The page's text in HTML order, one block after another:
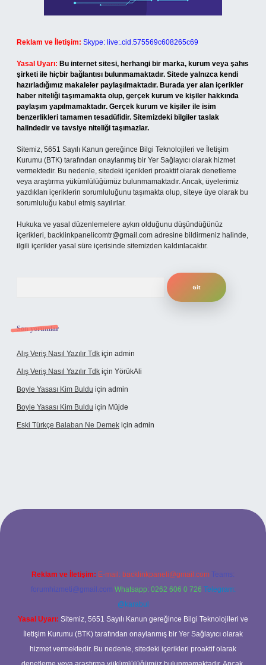
Reklam ve İletişim: Skype: live:.cid.575569c608265c69
Yasal Uyarı: Bu internet sitesi, herhangi bir marka, kurum veya şahıs
şirketi ile hiçbir bağlantısı bulunmamaktadır. Sitede yalnızca kendi
hazırladığımız makaleler paylaşılmaktadır. Burada yer alan içerikler
haber niteliği taşımamakta olup, gerçek kurum ve kişiler hakkında
paylaşım yapılmamaktadır. Gerçek kurum ve kişiler ile isim
benzerlikleri tamamen tesadüfidir. Sitemizdeki bilgiler taslak
halindedir ve tavsiye niteliği taşımazlar.
Sitemiz, 5651 Sayılı Kanun gereğince Bilgi Teknolojileri ve İletişim
Kurumu (BTK) tarafından onaylanmış bir Yer Sağlayıcı olarak hizmet
vermektedir. Bu nedenle, sitedeki içerikleri proaktif olarak denetleme
veya araştırma yükümlülüğümüz bulunmamaktadır. Ancak, üyelerimiz
yazdıkları içeriklerin sorumluluğunu taşımakta olup, siteye üye olarak bu
sorumluluğu kabul etmiş sayılırlar.
Hukuka ve yasal düzenlemelere aykırı olduğunu düşündüğünüz
içerikleri, backlinkpanelicomtr@gmail.com adresine bildirmeniz halinde,
ilgili içerikler yasal süre içerisinde sitemizden kaldırılacaktır.
Son yorumlar
Alış Veriş Nasıl Yazılır Tdk için admin
Alış Veriş Nasıl Yazılır Tdk için YörükAli
Boyle Yasası Kim Buldu için admin
Boyle Yasası Kim Buldu için Müjde
Eski Türkçe Balaban Ne Demek için admin
Reklam ve İletişim: E-mail: backlinkpaneli@gmail.com Teams:
forumhizmeti@gmail.com Whatsapp: 0262 606 0 726 Telegram:
@karabul
Yasal Uyarı: Sitemiz, 5651 Sayılı Kanun gereğince Bilgi Teknolojileri ve
İletişim Kurumu (BTK) tarafından onaylanmış bir Yer Sağlayıcı olarak
hizmet vermektedir. Bu nedenle, sitedeki içerikleri proaktif olarak